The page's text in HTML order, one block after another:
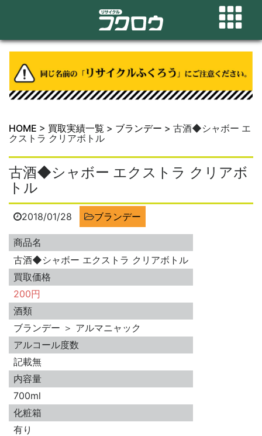
HOME > 買取実績一覧 > ブランデー > 古酒◆シャボー エ
クストラ クリアボトル
古酒◆シャボー エクストラ クリアボ
トル
2018/01/28 ブランデー
商品名
古酒◆シャボー エクストラ クリアボトル
買取価格
200円
酒類
ブランデー ＞ アルマニャック
アルコール度数
記載無
内容量
700ml
化粧箱
有り